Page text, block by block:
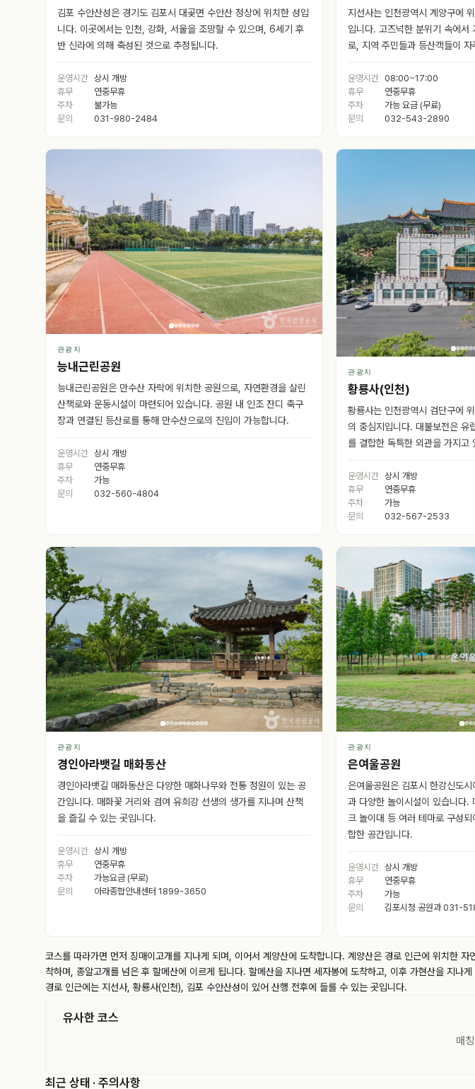
김포 수안산성은 경기도 김포시 대곶면 수안산 정상에 위치한 성입
니다. 이곳에서는 인천, 강화, 서울을 조망할 수 있으며, 6세기 후
반 신라에 의해 축성된 것으로 추정됩니다.
운영시간 상시 개방
휴무
연중무휴
주차
불가능
문의
031-980-2484
지선사는 인천광역시 계양구에
입니다. 고즈넉한 분위기 속에서
로, 지역 주민들과 등산객들이
운영시간 08:00~17:00
휴무
연중무휴
주차
가능 요금 (무료)
문의
032-543-2890
관광지
능내근린공원
능내근린공원은 만수산 자락에 위치한 공원으로, 자연환경을 살린
산책로와 운동시설이 마련되어 있습니다. 공원 내 인조 잔디 축구
장과 연결된 등산로를 통해 만수산으로의 진입이 가능합니다.
운영시간 상시 개방
휴무
연중무휴
주차
가능
문의
032-560-4804
관광지
황룡사(인천)
황룡사는 인천광역시 검단구에
의 중심지입니다. 대불보전은 유
를 결합한 독특한 외관을 가지고
운영시간 상시 개방
휴무
연중무휴
주차
가능
문의
032-567-2533
관광지
경인아라뱃길 매화동산
경인아라뱃길 매화동산은 다양한 매화나무와 전통 정원이 있는 공
간입니다. 매화꽃 거리와 검여 유희강 선생의 생가를 지나며 산책
을 즐길 수 있는 곳입니다.
운영시간 상시 개방
휴무
연중무휴
주차
가능요금 (무로)
문의
아라종합안내센터 1899-3650
관광지
은여울공원
은여울공원은 김포시 한강신도
과 다양한 놀이시설이 있습니다.
크 놀이대 등 여러 테마로 구성
합한 공간입니다.
운영시간 상시 개방
휴무
연중무휴
주차
가능
문의
김포시청 공원과 031-
코스를 따라가면 먼저 징매이고개를 지나게 되며, 이어서 계양산에 도착합니다. 계양산은 경로 인근에 위치한
착하며, 종알고개를 넘은 후 할메산에 이르게 됩니다. 할메산을 지나면 세자봉에 도착하고, 이후 가현산을 지
경로 인근에는 지선사, 황룡사(인천), 김포 수안산성이 있어 산행 전후에 들를 수 있는 곳입니다.
유사한 코스
매
최근 상태 · 주의사항